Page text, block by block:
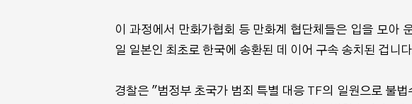
이 과정에서 만화가협회 등 만화계 협단체들은 입을 모아
일 일본인 최초로 한국에 송환된 데 이어 구속 송치된 겁니
경찰은 "범정부 초국가 범죄 특별 대응 TF의 일원으로 불